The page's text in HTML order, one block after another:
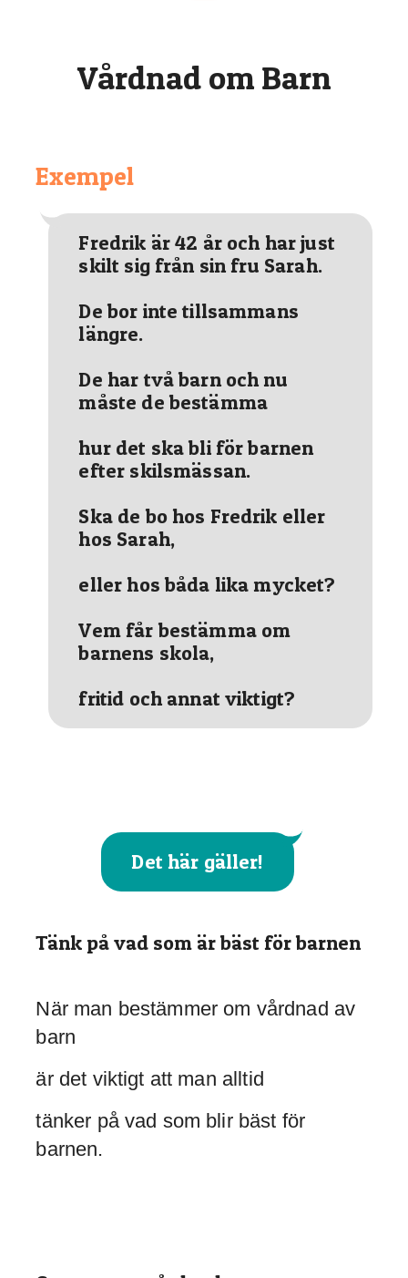
Vårdnad om Barn
Exempel
Fredrik är 42 år och har just
skilt sig från sin fru Sarah.
De bor inte tillsammans
längre.
De har två barn och nu
måste de bestämma
hur det ska bli för barnen
efter skilsmässan.
Ska de bo hos Fredrik eller
hos Sarah,
eller hos båda lika mycket?
Vem får bestämma om
barnens skola,
fritid och annat viktigt?
Det här gäller!
Tänk på vad som är bäst för barnen
När man bestämmer om vårdnad av
barn
är det viktigt att man alltid
tänker på vad som blir bäst för
barnen.